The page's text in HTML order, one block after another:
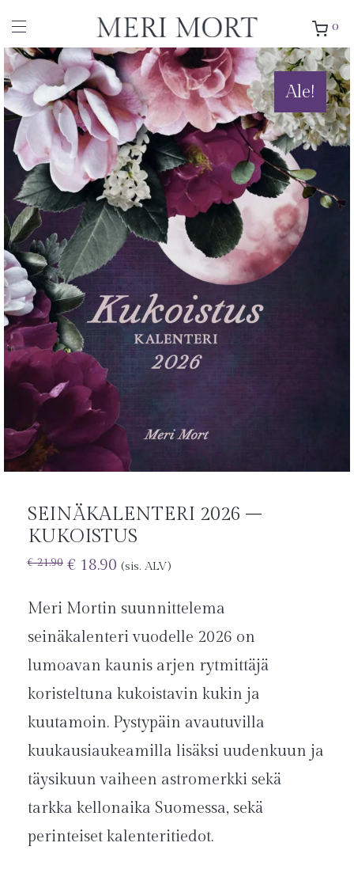
0
Ale!
SEINÄKALENTERI 2026 –
KUKOISTUS
€21.90 € 18.90 (sis. ALV)
Meri Mortin suunnittelema
seinäkalenteri vuodelle 2026 on
lumoavan kaunis arjen rytmittäjä
koristeltuna kukoistavin kukin ja
kuutamoin. Pystypäin avautuvilla
kuukausiaukeamilla lisäksi uudenkuun ja
täysikuun vaiheen astromerkki sekä
tarkka kellonaika Suomessa, sekä
perinteiset kalenteritiedot.